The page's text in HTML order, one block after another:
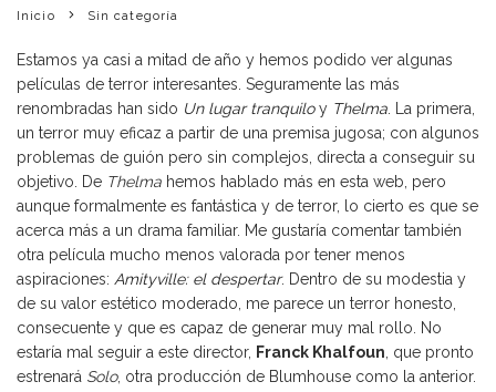
Inicio Sin categoría
Estamos ya casi a mitad de año y hemos podido ver algunas
películas de terror interesantes. Seguramente las más
renombradas han sido Un lugar tranquiloy Thelma . La primera,
un terror muy eficaz a partir de una premisa jugosa; con algunos
problemas de guión pero sin complejos, directa a conseguir su
objetivo. De Thelma hemos hablado más en esta web, pero
aunque formalmente es fantástica y de terror, lo cierto es que se
acerca más a un drama familiar. Me gustaría comentar también
otra película mucho menos valorada por tener menos
aspiraciones: Amityville: el despertar. Dentro de su modestia y
de su valor estético moderado, me parece un terror honesto,
consecuente y que es capaz de generar muy mal rollo. No
estaría mal seguir a este director, Franck Khalfoun , que pronto
estrenará Solo, otra producción de Blumhouse como la anterior.